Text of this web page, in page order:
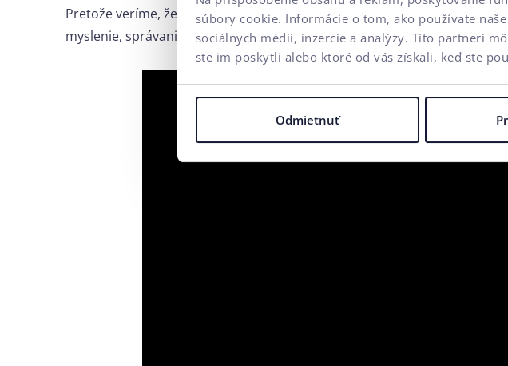
súbory cookie. Informácie o tom, ako používate
sociálnych médií, inzercie a analýzy. Títo partneri
ste im poskytli alebo ktoré od vás získali, keď ste
Odmietnuť
Pretože veríme, že marketing má zmysel vtedy, keď niečo mení a posúva.
myslenie, správanie, vnímanie a posúva limity, hranice.